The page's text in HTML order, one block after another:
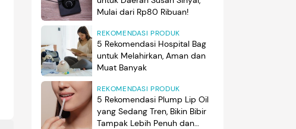
Mulai dari Rp80 Ribuan!
REKOMENDASI PRODUK
5 Rekomendasi Hospital Bag
untuk Melahirkan, Aman dan
Muat Banyak
REKOMENDASI PRODUK
5 Rekomendasi Plump Lip Oil
yang Sedang Tren, Bikin Bibir
Tampak Lebih Penuh dan